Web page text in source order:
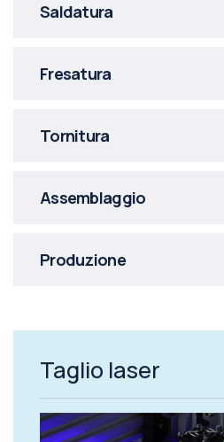
Saldatura
Fresatura
Tornitura
Assemblaggio
Produzione
Taglio laser